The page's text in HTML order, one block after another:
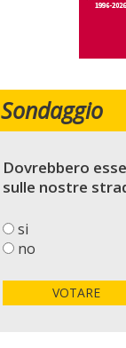
Sondaggio
Dovrebbero
sulle nostre
si
no
VOTARE